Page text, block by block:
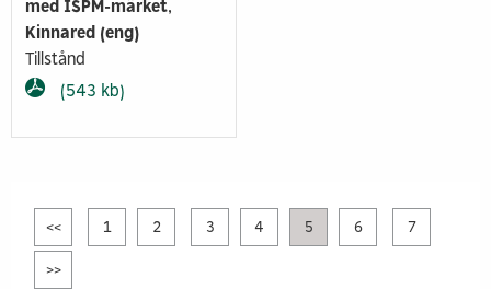
med ISPM-märket,
Kinnared (eng)
Tillstånd
(543 kb)
<< 1 2 3 4 5 6 7
>>